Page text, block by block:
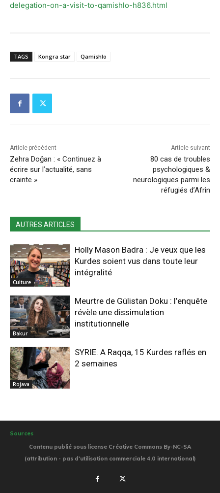
delegation-on-a-visit-to-qamishlo-h836.html
TAGS Kongra star Qamishlo
Article précédent
Zehra Doğan : « Continuez à
écrire sur l’actualité, sans
crainte »
Article suivant
80 cas de troubles
psychologiques &
neurologiques parmi les
réfugiés d’Afrin
AUTRES ARTICLES
Culture
Holly Mason Badra : Je veux que les
Kurdes soient vus dans toute leur
intégralité
Bakur
Meurtre de Gülistan Doku : l’enquête
révèle une dissimulation
institutionnelle
Rojava
SYRIE. A Raqqa, 15 Kurdes raflés en
2 semaines
Sources
Contenu publié sous license Créative Commons By-NC-SA
(attribution - pas d'utilisation commerciale 4.0 international)